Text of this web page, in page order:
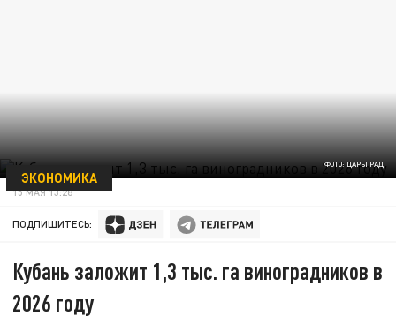
ФОТО: ЦАРЬГРАД
ЭКОНОМИКА
15 МАЯ 13:28
ПОДПИШИТЕСЬ:
Кубань заложит 1,3 тыс. га виноградников в
2026 году